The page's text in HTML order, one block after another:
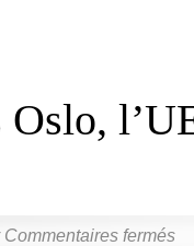
Commentaires fermés